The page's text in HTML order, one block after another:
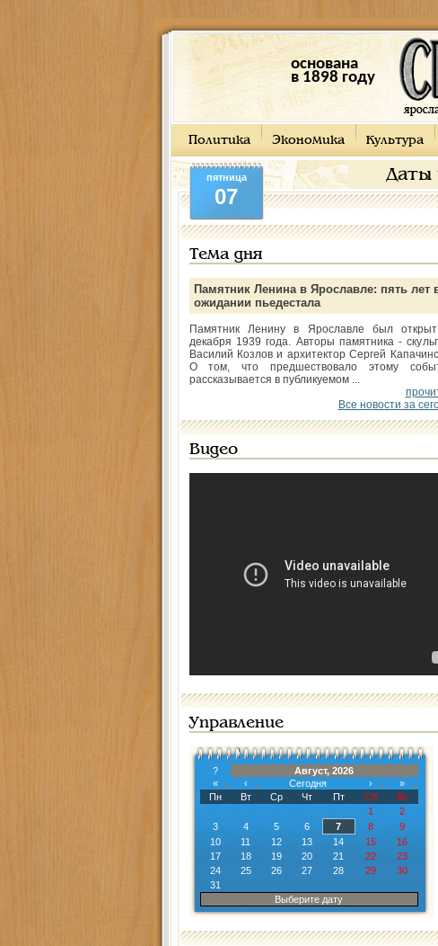
основана
в 1898 году
Политика Экономика Культура
Даты
пятница
07
Тема дня
Памятник Ленина в Ярославле: пять лет
ожидании пьедестала
Памятник Ленину в Ярославле был
декабря 1939 года. Авторы памятника -
Василий Козлов и архитектор Сергей
О том, что предшествовало этому
рассказывается в публикуемом ...
Все новости за
Видео
Управление
?
Август, 2026
«
‹ Сегодня ›
»
Пн
Вт Ср Чт Пт Сб
Вс
1
2
3
4 5 6 7 8
9
10
11 12 13 14 15
16
17
18 19 20 21 22
23
24
25 26 27 28 29
30
31
Выберите дату